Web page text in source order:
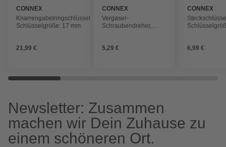
CONNEX
Knarrengabelringschlüssel,
Schlüsselgröße: 17 mm
21,99 €
CONNEX
Vergaser-
Schraubendreher,
5,29 €
CONNEX
6,99 €
Newsletter: Zusammen
machen wir Dein Zuhause zu
einem schöneren Ort.